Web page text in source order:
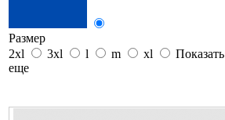
Размер
2xl
3xl l m xl
Показать
еще